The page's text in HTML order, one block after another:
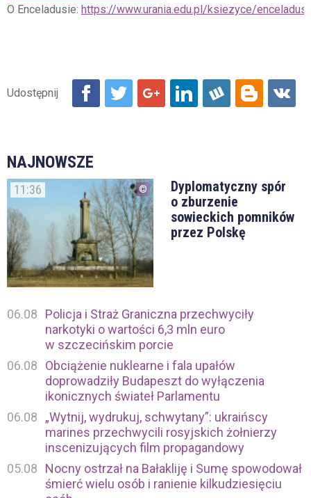
O Enceladusie: https://www.urania.edu.pl/ksiezyce/
NAJNOWSZE
11:36
Dyplomatyczny spór
o zburzenie
sowieckich pomników
przez Polskę
06.08
Policja i Straż Graniczna przechwyciły
narkotyki o wartości 6,3 mln euro
w szczecińskim porcie
06.08
Obciążenie nuklearne i fala upałów
doprowadziły Budapeszt do wyłączenia
ikonicznych świateł Parlamentu
06.08
„Wytnij, wydrukuj, schwytany”: ukraińscy
marines przechwycili rosyjskich żołnierzy
inscenizujących film propagandowy
05.08
Nocny ostrzał na Bałakliję i Sumę spowodował
śmierć wielu osób i ranienie kilkudziesięciu